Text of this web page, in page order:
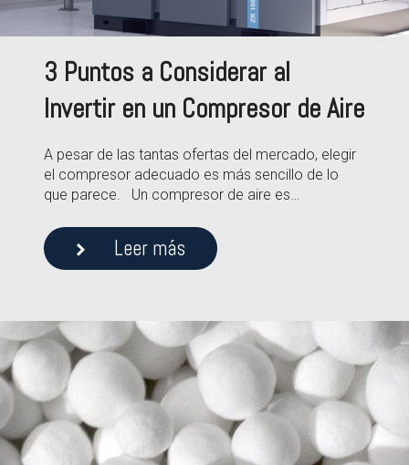
3 Puntos a Considerar al
Invertir en un Compresor de Aire
A pesar de las tantas ofertas del mercado, elegir
el compresor adecuado es más sencillo de lo
que parece. Un compresor de aire es…
Leer más